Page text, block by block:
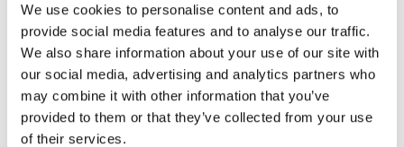
We use cookies to personalise content and ads, to
provide social media features and to analyse our traffic.
We also share information about your use of our site with
our social media, advertising and analytics partners who
may combine it with other information that you’ve
provided to them or that they’ve collected from your use
of their services.
marktonderzoeksindustrie. Eén ervan is dat het model
dingen begint te verzinnen of 'hallucineren'. We hebben
dit gezien bij voorbeelden van tijdreeksen waarbij de
vorige versie van ChatGPT verkeerde antwoorden gaf
omdat het slechts was bijgewerkt tot 2021. LLM's
hebben ook geen 'kennis van kennis', dus er is geen